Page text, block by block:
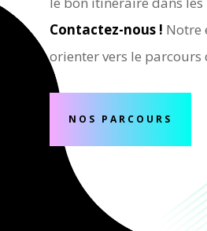
Contactez-nous ! Notre
orienter vers le
NOS PARCOURS